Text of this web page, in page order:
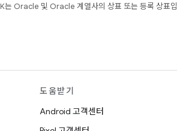
는 Oracle 및 Oracle 계열사의 상표 또는 등록 상표입
도움받기
Android 고객센터